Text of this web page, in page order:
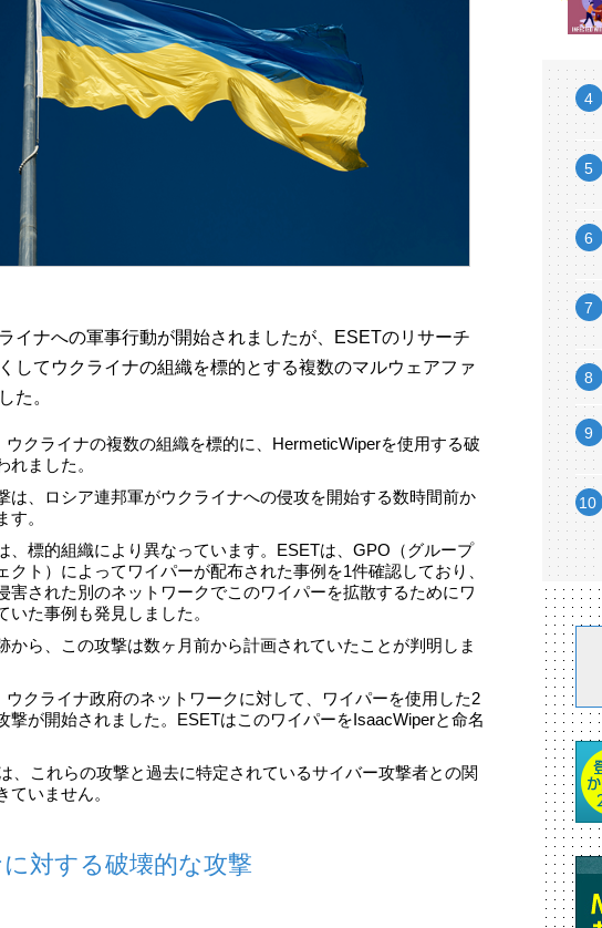
イナへの軍事行動が開始されましたが、ESETのリサーチ
してウクライナの組織を標的とする複数のマルウェアファ
た。
ウクライナの複数の組織を標的に、HermeticWiperを使用する破
れました。
は、ロシア連邦軍がウクライナへの侵攻を開始する数時間前か
す。
、標的組織により異なっています。ESETは、GPO（グループ
クト）によってワイパーが配布された事例を1件確認しており、
害された別のネットワークでこのワイパーを拡散するためにワ
いた事例も発見しました。
から、この攻撃は数ヶ月前から計画されていたことが判明しま
ウクライナ政府のネットワークに対して、ワイパーを使用した2
撃が開始されました。ESETはこのワイパーをIsaacWiperと命名
、これらの攻撃と過去に特定されているサイバー攻撃者との関
ていません。
対する破壊的な攻撃